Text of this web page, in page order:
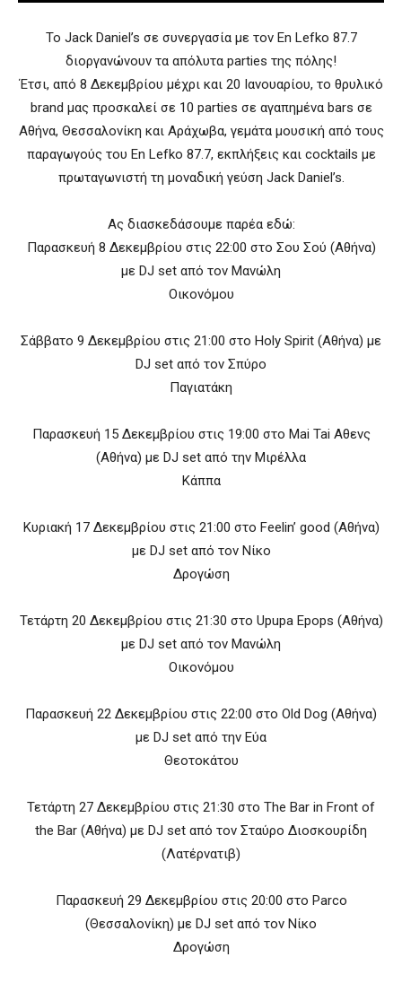
Το Jack Daniel’s σε συνεργασία με τον En Lefko 87.7
διοργανώνουν τα απόλυτα parties της πόλης!
Έτσι, από 8 Δεκεμβρίου μέχρι και 20 Ιανουαρίου, το θρυλικό
brand μας προσκαλεί σε 10 parties σε αγαπημένα bars σε
Αθήνα, Θεσσαλονίκη και Αράχωβα, γεμάτα μουσική από τους
παραγωγούς του En Lefko 87.7, εκπλήξεις και cocktails με
πρωταγωνιστή τη μοναδική γεύση Jack Daniel’s.
Ας διασκεδάσουμε παρέα εδώ:
Παρασκευή 8 Δεκεμβρίου στις 22:00 στο Σου Σού (Αθήνα)
με DJ set από τον Μανώλη
Οικονόμου
Σάββατο 9 Δεκεμβρίου στις 21:00 στο Holy Spirit (Αθήνα) με
DJ set από τον Σπύρο
Παγιατάκη
Παρασκευή 15 Δεκεμβρίου στις 19:00 στο Mai Tai Αθενς
(Αθήνα) με DJ set από την Μιρέλλα
Κάππα
Κυριακή 17 Δεκεμβρίου στις 21:00 στο Feelin’ good (Αθήνα)
με DJ set από τον Νίκο
Δρογώση
Τετάρτη 20 Δεκεμβρίου στις 21:30 στο Upupa Epops (Αθήνα)
με DJ set από τον Μανώλη
Οικονόμου
Παρασκευή 22 Δεκεμβρίου στις 22:00 στο Old Dog (Αθήνα)
με DJ set από την Εύα
Θεοτοκάτου
Τετάρτη 27 Δεκεμβρίου στις 21:30 στο The Bar in Front of
the Bar (Αθήνα) με DJ set από τον Σταύρο Διοσκουρίδη
(Λατέρνατιβ)
Παρασκευή 29 Δεκεμβρίου στις 20:00 στο Parco
(Θεσσαλονίκη) με DJ set από τον Νίκο
Δρογώση